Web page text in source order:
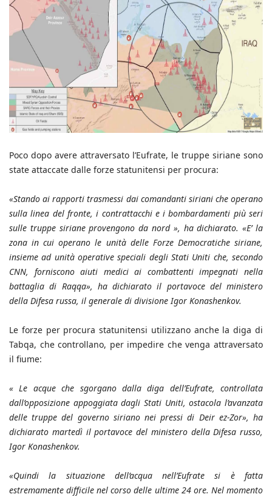
Poco dopo avere attraversato l’Eufrate, le truppe siriane sono
state attaccate dalle forze statunitensi per procura:
«Stando ai rapporti trasmessi dai comandanti siriani che operano
sulla linea del fronte, i contrattacchi e i bombardamenti più seri
sulle truppe siriane provengono da nord », ha dichiarato. «E’ la
zona in cui operano le unità delle Forze Democratiche siriane,
insieme ad unità operative speciali degli Stati Uniti che, secondo
CNN, forniscono aiuti medici ai combattenti impegnati nella
battaglia di Raqqa», ha dichiarato il portavoce del ministero
della Difesa russa, il generale di divisione Igor Konashenkov.
Le forze per procura statunitensi utilizzano anche la diga di
Tabqa, che controllano, per impedire che venga attraversato
il fiume:
« Le acque che sgorgano dalla diga dell’Eufrate, controllata
dall’opposizione appoggiata dagli Stati Uniti, ostacola l’avanzata
delle truppe del governo siriano nei pressi di Deir ez-Zor», ha
dichiarato martedì il portavoce del ministero della Difesa russo,
Igor Konashenkov.
«Quindi la situazione dell’acqua nell’Eufrate si è fatta
estremamente difficile nel corso delle ultime 24 ore. Nel momento